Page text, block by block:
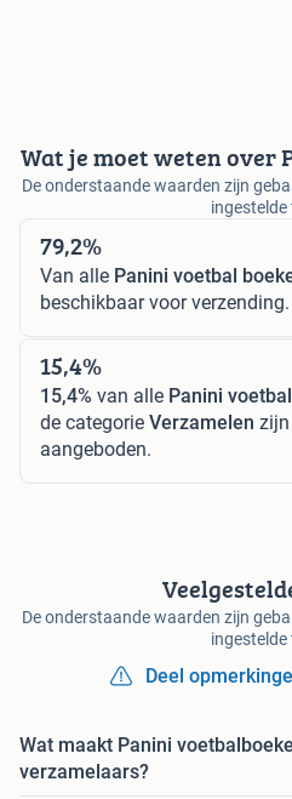
Wat je moet weten over
De onderstaande waarden zijn
ingestelde
79,2%
Van alle Panini voetbal
beschikbaar voor verzending.
15,4%
15,4% van alle Panini
de categorie Verzamelen
aangeboden.
De onderstaande waarden zijn
ingestelde
Deel
Wat maakt Panini
verzamelaars?